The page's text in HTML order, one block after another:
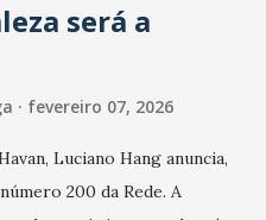
será a
fevereiro 07, 2026
Luciano Hang anuncia,
200 da Rede. A